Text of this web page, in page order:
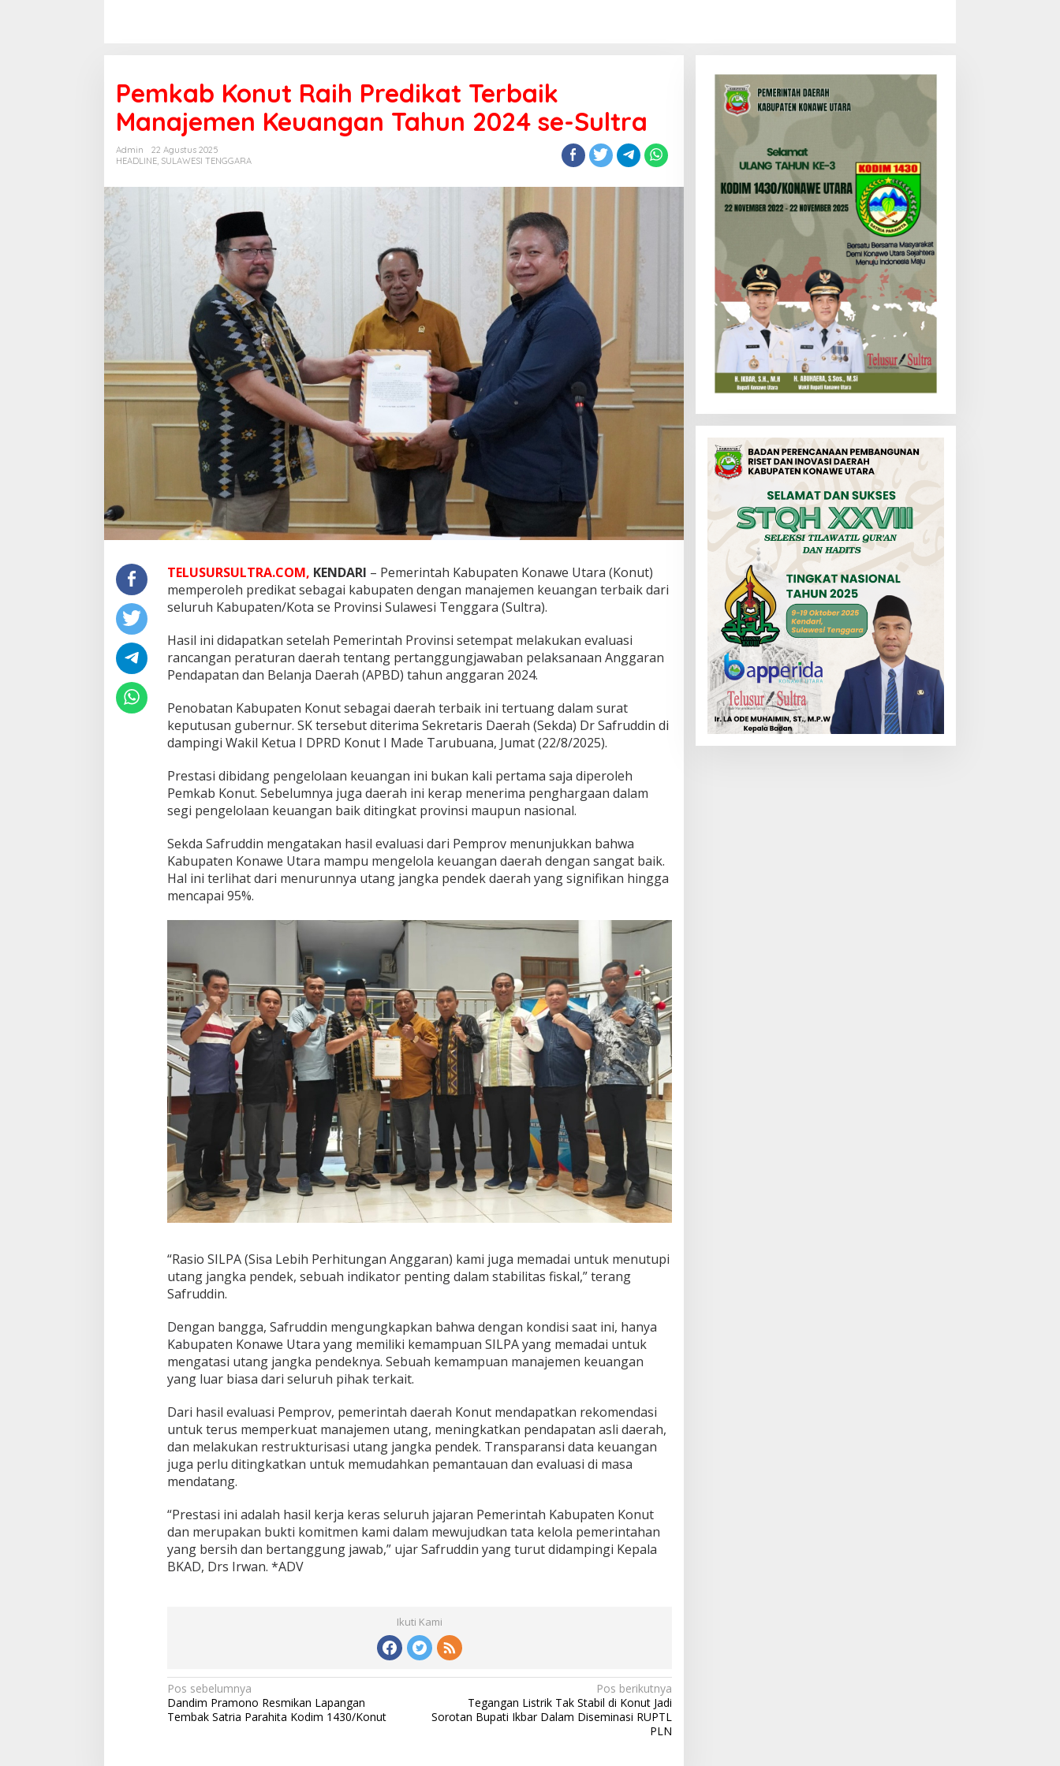
Pemkab Konut Raih Predikat Terbaik
Manajemen Keuangan Tahun 2024 se-Sultra
Admin
22 Agustus 2025
HEADLINE, SULAWESI TENGGARA
TELUSURSULTRA.COM, KENDARI – Pemerintah Kabupaten Konawe Utara (Konut)
memperoleh predikat sebagai kabupaten dengan manajemen keuangan terbaik dari
seluruh Kabupaten/Kota se Provinsi Sulawesi Tenggara (Sultra).
Hasil ini didapatkan setelah Pemerintah Provinsi setempat melakukan evaluasi
rancangan peraturan daerah tentang pertanggungjawaban pelaksanaan Anggaran
Pendapatan dan Belanja Daerah (APBD) tahun anggaran 2024.
Penobatan Kabupaten Konut sebagai daerah terbaik ini tertuang dalam surat
keputusan gubernur. SK tersebut diterima Sekretaris Daerah (Sekda) Dr Safruddin di
dampingi Wakil Ketua I DPRD Konut I Made Tarubuana, Jumat (22/8/2025).
Prestasi dibidang pengelolaan keuangan ini bukan kali pertama saja diperoleh
Pemkab Konut. Sebelumnya juga daerah ini kerap menerima penghargaan dalam
segi pengelolaan keuangan baik ditingkat provinsi maupun nasional.
Sekda Safruddin mengatakan hasil evaluasi dari Pemprov menunjukkan bahwa
Kabupaten Konawe Utara mampu mengelola keuangan daerah dengan sangat baik.
Hal ini terlihat dari menurunnya utang jangka pendek daerah yang signifikan hingga
mencapai 95%.
“Rasio SILPA (Sisa Lebih Perhitungan Anggaran) kami juga memadai untuk menutupi
utang jangka pendek, sebuah indikator penting dalam stabilitas fiskal,” terang
Safruddin.
Dengan bangga, Safruddin mengungkapkan bahwa dengan kondisi saat ini, hanya
Kabupaten Konawe Utara yang memiliki kemampuan SILPA yang memadai untuk
mengatasi utang jangka pendeknya. Sebuah kemampuan manajemen keuangan
yang luar biasa dari seluruh pihak terkait.
Dari hasil evaluasi Pemprov, pemerintah daerah Konut mendapatkan rekomendasi
untuk terus memperkuat manajemen utang, meningkatkan pendapatan asli daerah,
dan melakukan restrukturisasi utang jangka pendek. Transparansi data keuangan
juga perlu ditingkatkan untuk memudahkan pemantauan dan evaluasi di masa
mendatang.
“Prestasi ini adalah hasil kerja keras seluruh jajaran Pemerintah Kabupaten Konut
dan merupakan bukti komitmen kami dalam mewujudkan tata kelola pemerintahan
yang bersih dan bertanggung jawab,” ujar Safruddin yang turut didampingi Kepala
BKAD, Drs Irwan. *ADV
Ikuti Kami
N
a
Pos sebelumnya
Dandim Pramono Resmikan Lapangan
Tembak Satria Parahita Kodim 1430/Konut
Pos berikutnya
Tegangan Listrik Tak Stabil di Konut Jadi
Sorotan Bupati Ikbar Dalam Diseminasi RUPTL
PLN